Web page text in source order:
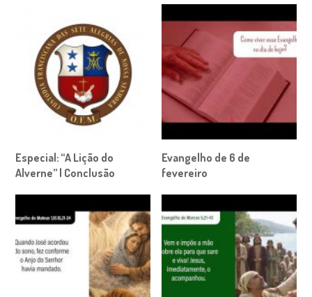
Especial: “A Lição do
Alverne” | Conclusão
Evangelho de 6 de
fevereiro